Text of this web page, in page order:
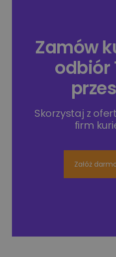
Zamów
odbiór
Skorzystaj z
firm
Załóż